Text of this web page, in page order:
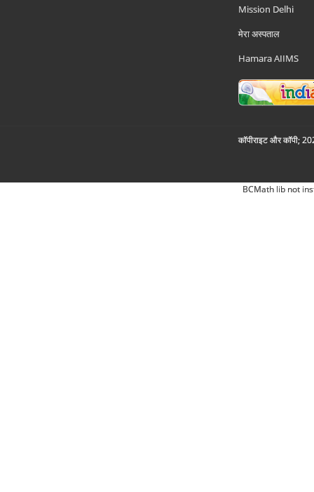
Mission Delhi
मेरा अस्पताल
Hamara AIIMS
कॉपीराइट और कॉपी;
BCMath lib not